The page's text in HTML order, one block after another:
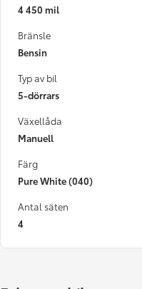
4 450 mil
Bränsle
Bensin
Typ av bil
5-dörrars
Växellåda
Manuell
Färg
Pure White (040)
Antal säten
4